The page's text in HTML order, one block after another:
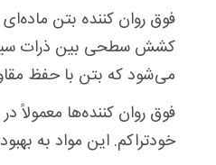
فوق روان کننده بتن
کشش سطحی بین ذرات
می‌شود که بتن با حفظ
فوق روان کننده‌ها معمولاً
خودتراکم. این مواد به